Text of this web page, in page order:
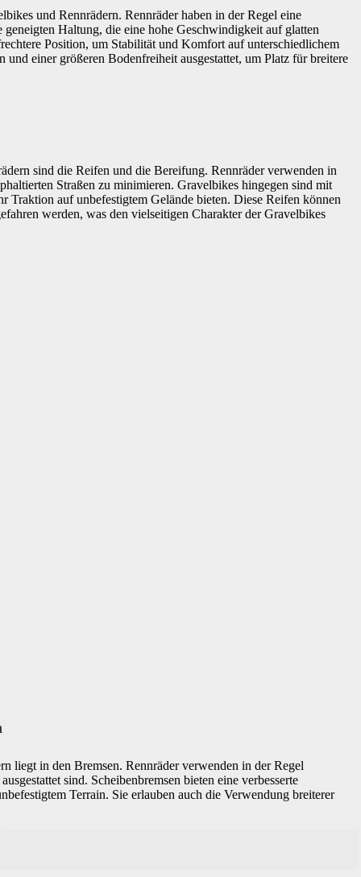
und Rennrädern. Rennräder haben in der Regel eine
Haltung, die eine hohe Geschwindigkeit auf glatten
Position, um Stabilität und Komfort auf unterschiedlichem
einer größeren Bodenfreiheit ausgestattet, um Platz für breitere
sind die Reifen und die Bereifung. Rennräder verwenden in
Straßen zu minimieren. Gravelbikes hingegen sind mit
Traktion auf unbefestigtem Gelände bieten. Diese Reifen können
werden, was den vielseitigen Charakter der Gravelbikes
liegt in den Bremsen. Rennräder verwenden in der Regel
sind. Scheibenbremsen bieten eine verbesserte
Terrain. Sie erlauben auch die Verwendung breiterer